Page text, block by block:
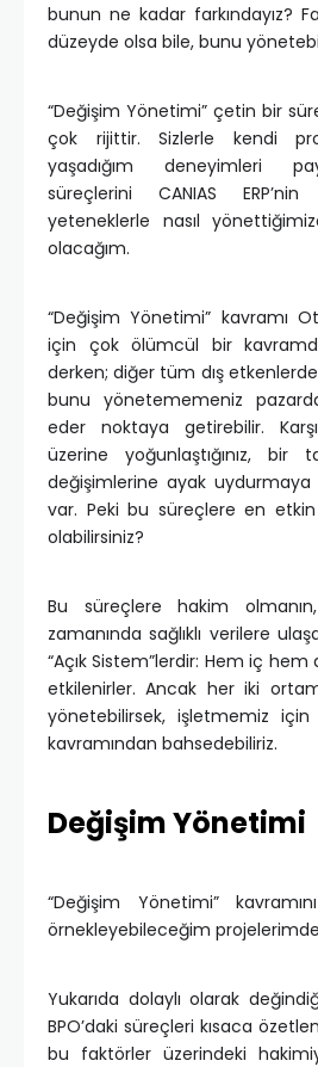
bunun ne kadar farkındayız?
düzeyde olsa bile, bunu
“Değişim Yönetimi” çetin bir
çok rijittir. Sizlerle kendi
yaşadığım deneyimleri
süreçlerini CANIAS
yeteneklerle nasıl
olacağım.
“Değişim Yönetimi” kavramı
için çok ölümcül bir
derken; diğer tüm dış
bunu yönetememeniz
eder noktaya getirebilir.
üzerine yoğunlaştığınız,
değişimlerine ayak uydurmaya
var. Peki bu süreçlere en etkin
olabilirsiniz?
Bu süreçlere hakim
zamanında sağlıklı verilere
“Açık Sistem”lerdir: Hem iç
etkilenirler. Ancak her iki
yönetebilirsek, işletmemiz için
kavramından bahsedebiliriz.
Değişim Yönetimi
“Değişim Yönetimi”
örnekleyebileceğim
Yukarıda dolaylı olarak
BPO’daki süreçleri kısaca
bu faktörler üzerindeki